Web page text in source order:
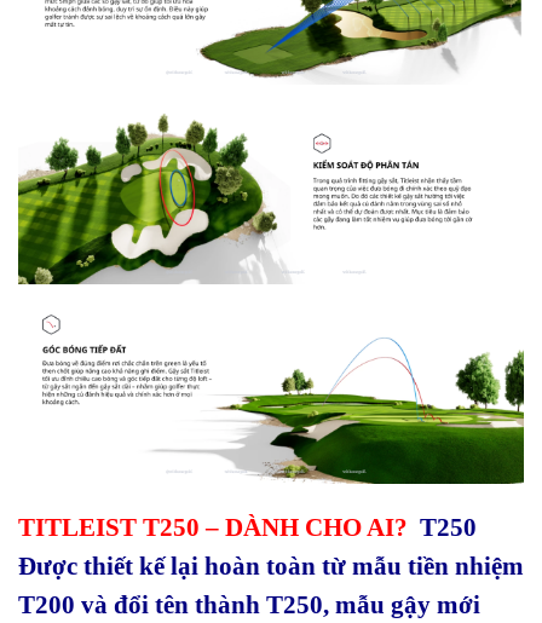
TITLEIST T250 – DÀNH CHO AI? T250
Được thiết kế lại hoàn toàn từ mẫu tiền nhiệm
T200 và đổi tên thành T250, mẫu gậy mới